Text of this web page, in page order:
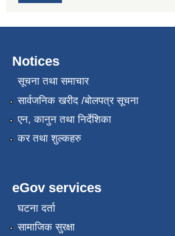
Notices
सूचना तथा समाचार
सार्वजनिक खरीद /बोलपत्र सूचना
एन, कानुन तथा निर्देशिका
कर तथा शुल्कहरु
eGov services
घटना दर्ता
सामाजिक सुरक्षा